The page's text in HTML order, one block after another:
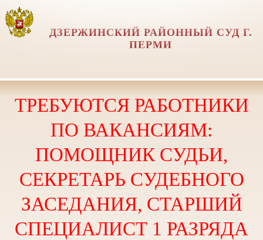
ДЗЕРЖИНСКИЙ РАЙОННЫЙ СУД Г.
ПЕРМИ
ТРЕБУЮТСЯ РАБОТНИКИ
ПО ВАКАНСИЯМ:
ПОМОЩНИК СУДЬИ,
СЕКРЕТАРЬ СУДЕБНОГО
ЗАСЕДАНИЯ, СТАРШИЙ
СПЕЦИАЛИСТ 1 РАЗРЯДА